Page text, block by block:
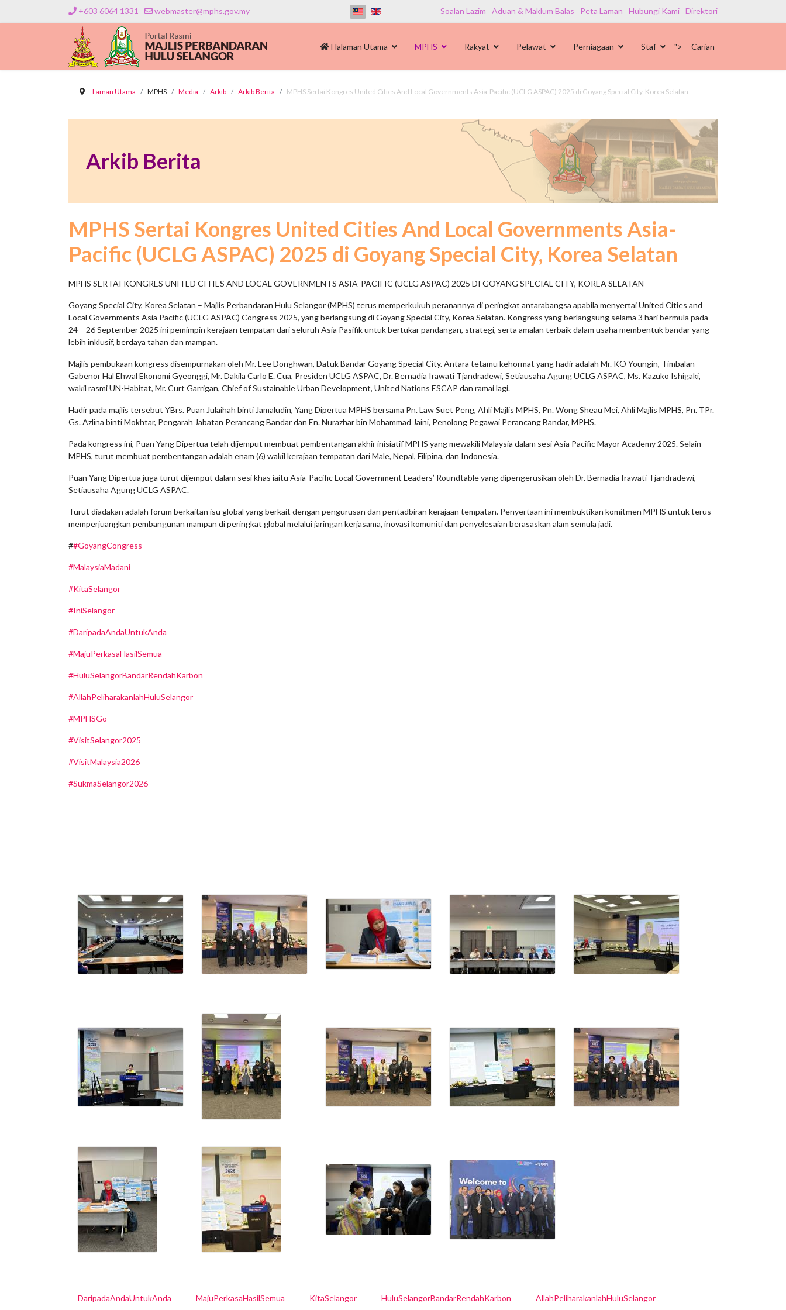
+603 6064 1331 webmaster@mphs.gov.my Soalan Lazim Aduan & Maklum Balas Peta Laman Hubungi Kami Direktori
Halaman Utama MPHS Rakyat Pelawat Perniagaan Staf "> Carian
Laman Utama MPHS Media Arkib Arkib Berita MPHS Sertai Kongres United Cities And Local Governments Asia-Pacific (UCLG ASPAC) 2025 di Goyang Special City, Korea Selatan
Arkib Berita
MPHS Sertai Kongres United Cities And Local Governments Asia-
Pacific (UCLG ASPAC) 2025 di Goyang Special City, Korea Selatan
MPHS SERTAI KONGRES UNITED CITIES AND LOCAL GOVERNMENTS ASIA-PACIFIC (UCLG ASPAC) 2025 DI GOYANG SPECIAL CITY, KOREA SELATAN
Goyang Special City, Korea Selatan – Majlis Perbandaran Hulu Selangor (MPHS) terus memperkukuh peranannya di peringkat antarabangsa apabila menyertai United Cities and
Local Governments Asia Pacific (UCLG ASPAC) Congress 2025, yang berlangsung di Goyang Special City, Korea Selatan. Kongress yang berlangsung selama 3 hari bermula pada
24 – 26 September 2025 ini pemimpin kerajaan tempatan dari seluruh Asia Pasifik untuk bertukar pandangan, strategi, serta amalan terbaik dalam usaha membentuk bandar yang
lebih inklusif, berdaya tahan dan mampan.
Majlis pembukaan kongress disempurnakan oleh Mr. Lee Donghwan, Datuk Bandar Goyang Special City. Antara tetamu kehormat yang hadir adalah Mr. KO Youngin, Timbalan
Gabenor Hal Ehwal Ekonomi Gyeonggi, Mr. Dakila Carlo E. Cua, Presiden UCLG ASPAC, Dr. Bernadia Irawati Tjandradewi, Setiausaha Agung UCLG ASPAC, Ms. Kazuko Ishigaki,
wakil rasmi UN-Habitat, Mr. Curt Garrigan, Chief of Sustainable Urban Development, United Nations ESCAP dan ramai lagi.
Hadir pada majlis tersebut YBrs. Puan Julaihah binti Jamaludin, Yang Dipertua MPHS bersama Pn. Law Suet Peng, Ahli Majlis MPHS, Pn. Wong Sheau Mei, Ahli Majlis MPHS, Pn. TPr.
Gs. Azlina binti Mokhtar, Pengarah Jabatan Perancang Bandar dan En. Nurazhar bin Mohammad Jaini, Penolong Pegawai Perancang Bandar, MPHS.
Pada kongress ini, Puan Yang Dipertua telah dijemput membuat pembentangan akhir inisiatif MPHS yang mewakili Malaysia dalam sesi Asia Pacific Mayor Academy 2025. Selain
MPHS, turut membuat pembentangan adalah enam (6) wakil kerajaan tempatan dari Male, Nepal, Filipina, dan Indonesia.
Puan Yang Dipertua juga turut dijemput dalam sesi khas iaitu Asia-Pacific Local Government Leaders’ Roundtable yang dipengerusikan oleh Dr. Bernadia Irawati Tjandradewi,
Setiausaha Agung UCLG ASPAC.
Turut diadakan adalah forum berkaitan isu global yang berkait dengan pengurusan dan pentadbiran kerajaan tempatan. Penyertaan ini membuktikan komitmen MPHS untuk terus
memperjuangkan pembangunan mampan di peringkat global melalui jaringan kerjasama, inovasi komuniti dan penyelesaian berasaskan alam semula jadi.
##GoyangCongress
#MalaysiaMadani
#KitaSelangor
#IniSelangor
#DaripadaAndaUntukAnda
#MajuPerkasaHasilSemua
#HuluSelangorBandarRendahKarbon
#AllahPeliharakanlahHuluSelangor
#MPHSGo
#VisitSelangor2025
#VisitMalaysia2026
#SukmaSelangor2026
DaripadaAndaUntukAnda MajuPerkasaHasilSemua KitaSelangor HuluSelangorBandarRendahKarbon AllahPeliharakanlahHuluSelangor